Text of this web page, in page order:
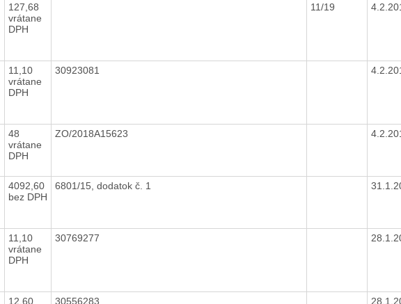
127,68
vrátane
DPH
11/19
11,10
vrátane
DPH
30923081
48
vrátane
DPH
ZO/2018A15623
4092,60
bez DPH
6801/15, dodatok č. 1
11,10
vrátane
DPH
30769277
12,60
30556283